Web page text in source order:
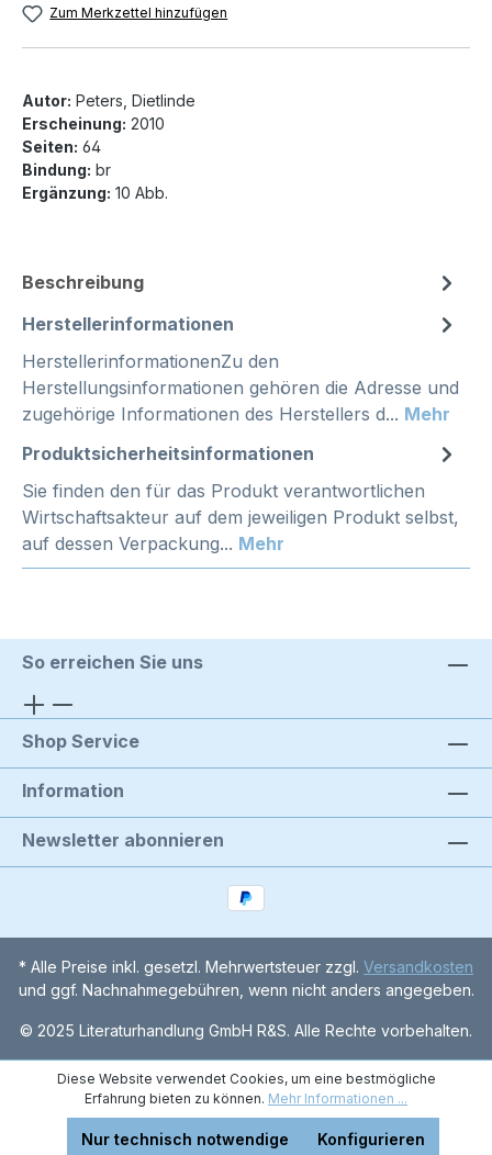
Zum Merkzettel hinzufügen
Autor: Peters, Dietlinde
Erscheinung: 2010
Seiten: 64
Bindung: br
Ergänzung: 10 Abb.
Beschreibung
Herstellerinformationen
HerstellerinformationenZu den
Herstellungsinformationen gehören die Adresse und
zugehörige Informationen des Herstellers d... Mehr
Produktsicherheitsinformationen
Sie finden den für das Produkt verantwortlichen
Wirtschaftsakteur auf dem jeweiligen Produkt selbst,
auf dessen Verpackung... Mehr
So erreichen Sie uns
Shop Service
Information
Newsletter abonnieren
* Alle Preise inkl. gesetzl. Mehrwertsteuer zzgl. Versandkosten
und ggf. Nachnahmegebühren, wenn nicht anders angegeben.
© 2025 Literaturhandlung GmbH R&S. Alle Rechte vorbehalten.
Diese Website verwendet Cookies, um eine bestmögliche
Erfahrung bieten zu können. Mehr Informationen ...
Nur technisch notwendige Konfigurieren